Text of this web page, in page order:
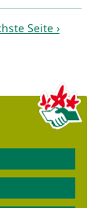
Seite ›